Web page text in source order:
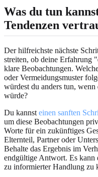
Was du tun
Tendenzen
Der hilfreichste nächste
streiten, ob deine Erfahrung
klare Beobachtungen.
oder Vermeidungsmuster
würdest du anders tun,
würde?
Du kannst einen sanften
um diese Beobachtungen
Worte für ein zukünftiges
Elternteil, Partner oder
Behalte das Ergebnis im
endgültige Antwort. Es
zu informierter Handlung zu